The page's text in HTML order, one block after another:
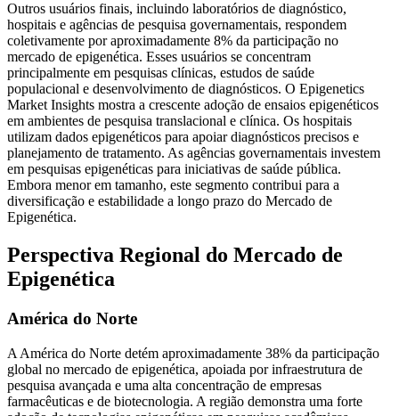
Outros usuários finais, incluindo laboratórios de diagnóstico,
hospitais e agências de pesquisa governamentais, respondem
coletivamente por aproximadamente 8% da participação no
mercado de epigenética. Esses usuários se concentram
principalmente em pesquisas clínicas, estudos de saúde
populacional e desenvolvimento de diagnósticos. O Epigenetics
Market Insights mostra a crescente adoção de ensaios epigenéticos
em ambientes de pesquisa translacional e clínica. Os hospitais
utilizam dados epigenéticos para apoiar diagnósticos precisos e
planejamento de tratamento. As agências governamentais investem
em pesquisas epigenéticas para iniciativas de saúde pública.
Embora menor em tamanho, este segmento contribui para a
diversificação e estabilidade a longo prazo do Mercado de
Epigenética.
Perspectiva Regional do Mercado de
Epigenética
América do Norte
A América do Norte detém aproximadamente 38% da participação
global no mercado de epigenética, apoiada por infraestrutura de
pesquisa avançada e uma alta concentração de empresas
farmacêuticas e de biotecnologia. A região demonstra uma forte